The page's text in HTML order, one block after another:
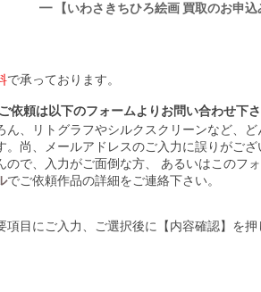
━ 【いわさきちひろ絵画 買取のお申
で承っております。
依頼は以下のフォームよりお問い合わせ下
ん、リトグラフやシルクスクリーンなど、
。尚、メールアドレスのご入力に誤りがご
ので、入力がご面倒な方、 あるいはこのフ
でご依頼作品の詳細をご連絡下さい。
項目にご入力、ご選択後に【内容確認】を